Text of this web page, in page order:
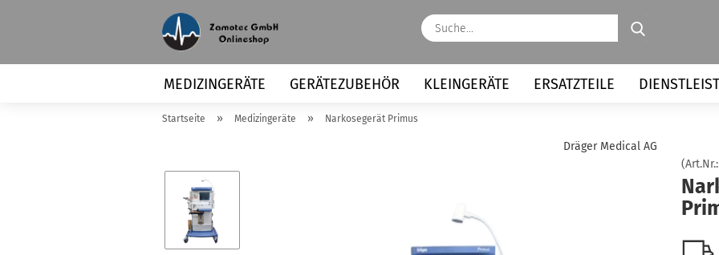
MEDIZINGERÄTE GERÄTEZUBEHÖR KLEINGERÄTE ERSATZTEILE
Startseite » Medizingeräte » Narkosegerät Primus
Dräger Medical AG
(Art.Nr.: